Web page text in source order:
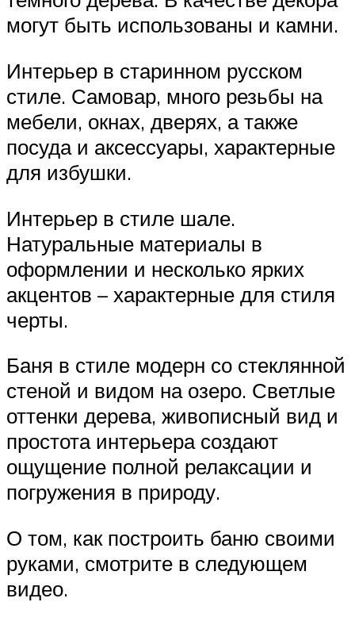
могут быть использованы и камни.
Интерьер в старинном русском
стиле. Самовар, много резьбы на
мебели, окнах, дверях, а также
посуда и аксессуары, характерные
для избушки.
Интерьер в стиле шале.
Натуральные материалы в
оформлении и несколько ярких
акцентов – характерные для стиля
черты.
Баня в стиле модерн со стеклянной
стеной и видом на озеро. Светлые
оттенки дерева, живописный вид и
простота интерьера создают
ощущение полной релаксации и
погружения в природу.
О том, как построить баню своими
руками, смотрите в следующем
видео.